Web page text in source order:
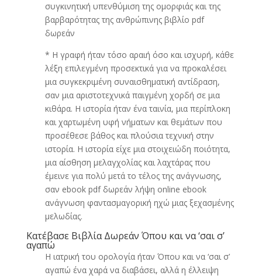
συγκινητική υπενθύμιση της ομορφιάς και της
βαρβαρότητας της ανθρώπινης βιβλίο pdf
δωρεάν
* Η γραφή ήταν τόσο αραιή όσο και ισχυρή, κάθε
λέξη επιλεγμένη προσεκτικά για να προκαλέσει
μια συγκεκριμένη συναισθηματική αντίδραση,
σαν μια αριστοτεχνικά παιγμένη χορδή σε μια
κιθάρα. Η ιστορία ήταν ένα ταινία, μια περίπλοκη
και χαρτωμένη υφή νήματων και θεμάτων που
προσέθεσε βάθος και πλούσια τεχνική στην
ιστορία. Η ιστορία είχε μια στοιχειώδη ποιότητα,
μια αίσθηση μελαγχολίας και λαχτάρας που
έμεινε για πολύ μετά το τέλος της ανάγνωσης,
σαν ebook pdf δωρεάν λήψη online ebook
ανάγνωση φαντασμαγορική ηχώ μιας ξεχασμένης
μελωδίας.
Κατέβασε Βιβλία Δωρεάν Όπου και να ‘σαι σ’
αγαπώ
Η ιατρική του ορολογία ήταν Όπου και να ‘σαι σ’
αγαπώ ένα χαρά να διαβάσει, αλλά η έλλειψη